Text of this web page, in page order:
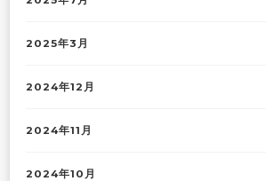
2025年3月
2024年12月
2024年11月
2024年10月